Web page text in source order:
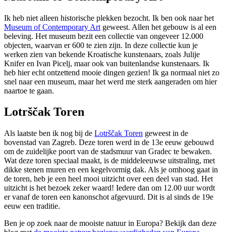
Ik heb niet alleen historische plekken bezocht. Ik ben ook naar het
Museum of Contemporary Art geweest. Allen het gebouw is al een
beleving. Het museum bezit een collectie van ongeveer 12.000
objecten, waarvan er 600 te zien zijn. In deze collectie kun je
werken zien van bekende Kroatische kunstenaars, zoals Julije
Knifer en Ivan Picelj, maar ook van buitenlandse kunstenaars. Ik
heb hier echt ontzettend mooie dingen gezien! Ik ga normaal niet zo
snel naar een museum, maar het werd me sterk aangeraden om hier
naartoe te gaan.
Lotrščak Toren
Als laatste ben ik nog bij de Lotrščak Toren geweest in de
bovenstad van Zagreb. Deze toren werd in de 13e eeuw gebouwd
om de zuidelijke poort van de stadsmuur van Gradec te bewaken.
Wat deze toren speciaal maakt, is de middeleeuwse uitstraling, met
dikke stenen muren en een kegelvormig dak. Als je omhoog gaat in
de toren, heb je een heel mooi uitzicht over een deel van stad. Het
uitzicht is het bezoek zeker waard! Iedere dan om 12.00 uur wordt
er vanaf de toren een kanonschot afgevuurd. Dit is al sinds de 19e
eeuw een traditie.
Ben je op zoek naar de mooiste natuur in Europa? Bekijk dan deze